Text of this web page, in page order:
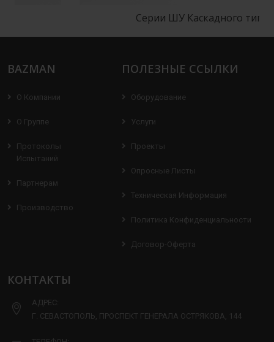
Серии ШУ Каскадного типа
BAZMAN
О Компании
О Группе
Протоколы
Испытаний
Партнерам
Производство
ПОЛЕЗНЫЕ ССЫЛКИ
Оборудование
Услуги
Проекты
Опросные Листы
Техническая Информация
Политика Конфиденциальности
Договор-Оферта
КОНТАКТЫ
АДРЕС:
Г. СЕВАСТОПОЛЬ, ПРОСПЕКТ ГЕНЕРАЛА ОСТРЯКОВА, 144